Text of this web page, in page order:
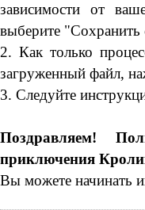
зависимости от
выберите
2. Как только
загруженный файл,
3. Следуйте
Поздравляем!
приключения
Вы можете начинать